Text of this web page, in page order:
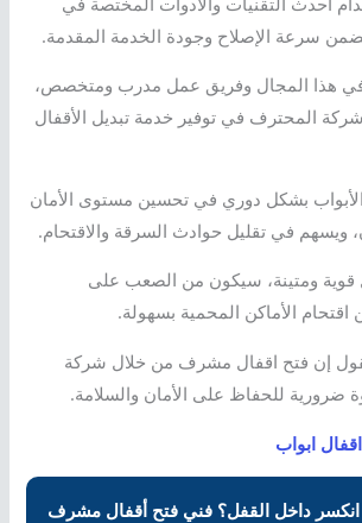
يضمن سرعة الإصلاح وجودة الخدمة المقدمة.
في هذا المجال وفريق عمل مدرب ومتخصص،
المحترف في توفير خدمة تبديل الأقفال
بشكل دوري في تحسين مستوى الأمان
ويسهم في تقليل حوادث السرقة والاقتحام.
قوية ومتينة، سيكون من الصعب على
الأماكن المحمية بسهولة.
إن فتح اقفال مشرف من خلال شركة
ضرورية للحفاظ على الأمان والسلامة.
ابواب
انكسر داخل القفل؟ فني فتح أقفال مشرف